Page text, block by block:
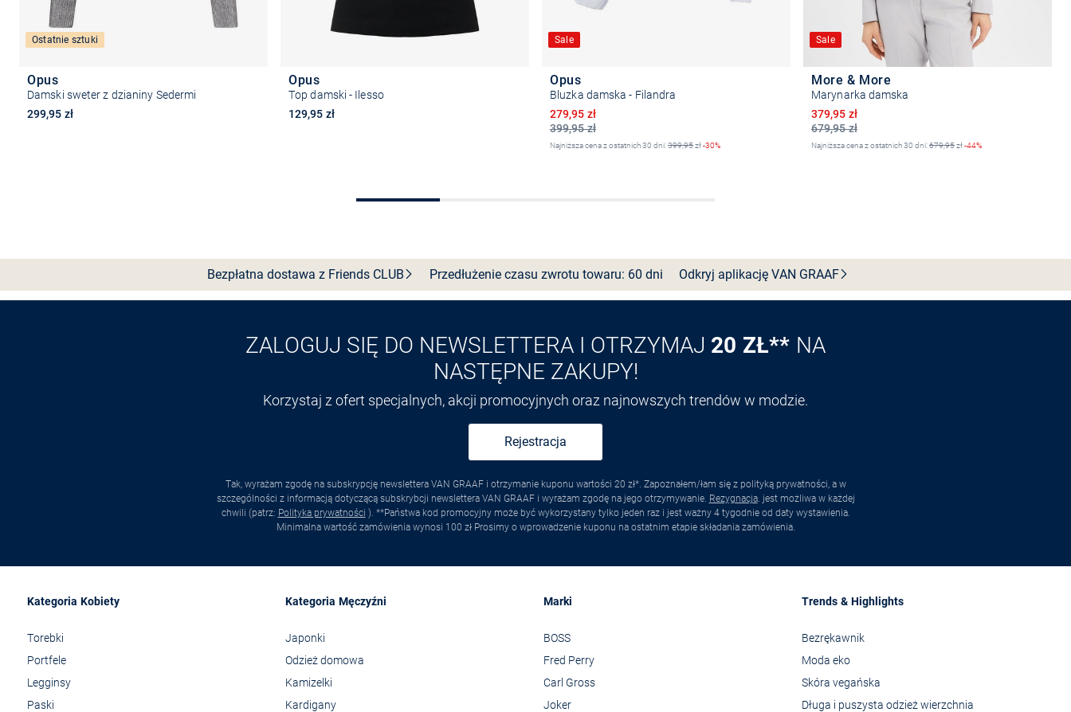
Ostatnie sztuki
Opus
Damski sweter z dzianiny Sedermi
299,95 zł
Opus
Top damski - Ilesso
129,95 zł
Wybierz rozmiar
Sale
Opus
Bluzka damska - Filandra
399,95 zł
Obniżona cena
279,95 zł
Najniższa cena z ostatnich 30 dni:399,95zł-30%
Sale
More & More
Marynarka damska
679,95 zł
Obniżona cena
379,95 zł
Najniższa cena z ostatnich 30 dni:679,95zł-44%
Bezpłatna dostawa z FriendsCLUB Przedłużenie czasu zwrotu towaru: 60 dni Odkryj aplikację VAN GRAAF
ZALOGUJ SIĘ DO NEWSLETTERA I OTRZYMAJ 20 ZŁ** NA
NASTĘPNE ZAKUPY!
Korzystaj z ofert specjalnych, akcji promocyjnych oraz najnowszych trendów w modzie.
Rejestracja
Tak, wyrażam zgodę na subskrypcję newslettera VAN GRAAF i otrzymanie kuponu wartości 20 zł*. Zapoznałem/łam się z polityką prywatności, a w
szczególności z informacją dotyczącą subskrybcji newslettera VAN GRAAF i wyrażam zgodę na jego otrzymywanie. Rezygnacja. jest możliwa w każdej
chwili (patrz: Polityka prywatności ). **Państwa kod promocyjny może być wykorzystany tylko jeden raz i jest ważny 4 tygodnie od daty wystawienia.
Minimalna wartość zamówienia wynosi 100 zł Prosimy o wprowadzenie kuponu na ostatnim etapie składania zamówienia.
Kategoria Kobiety
Torebki
Portfele
Legginsy
Paski
Kategoria Męczyźni
Japonki
Odzież domowa
Kamizelki
Kardigany
Marki
BOSS
Fred Perry
Carl Gross
Joker
Trends & Highlights
Bezrękawnik
Moda eko
Skóra vegańska
Długa i puszysta odzież wierzchnia